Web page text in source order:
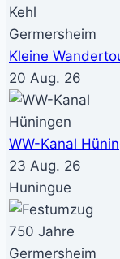
Kleine
20 Aug. 26
WW-Kanal
23 Aug. 26
Huningue